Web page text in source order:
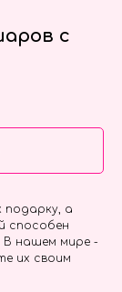
с
подарку, а
способен
В нашем мире -
их своим